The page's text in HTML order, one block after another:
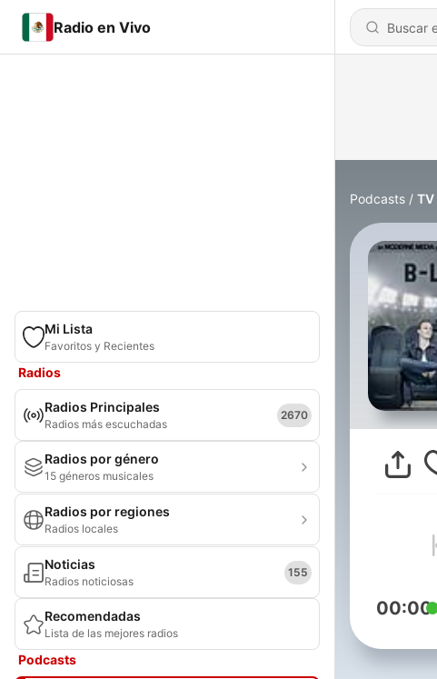
Radio en Vivo
Mi Lista
Favoritos y Recientes
Radios
Radios Principales
Radios más escuchadas
2670
Radios por género
15 géneros musicales
Radios por regiones
Radios locales
Noticias
Radios noticiosas
155
Recomendadas
Lista de las mejores radios
Podcasts
Podcasts TV
00:00